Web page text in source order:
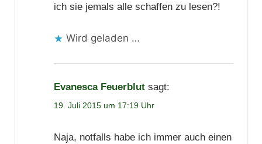
ich sie jemals alle schaffen zu lesen?!
Wird geladen …
Evanesca Feuerblut sagt:
19. Juli 2015 um 17:19 Uhr
Naja, notfalls habe ich immer auch einen